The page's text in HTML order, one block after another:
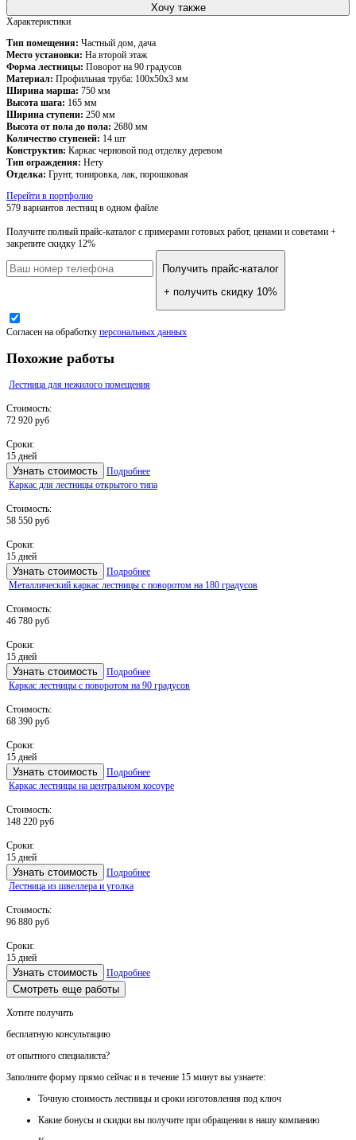
Хочу также
Характеристики
Тип помещения: Частный дом, дача
Место установки: На второй этаж
Форма лестницы: Поворот на 90 градусов
Материал: Профильная труба: 100х50х3 мм
Ширина марша: 750 мм
Высота шага: 165 мм
Ширина ступени: 250 мм
Высота от пола до пола: 2680 мм
Количество ступеней: 14 шт
Конструктив: Каркас черновой под отделку деревом
Тип ограждения: Нету
Отделка: Грунт, тонировка, лак, порошковая
Перейти в портфолио
579 вариантов лестниц в одном файле
Получите полный прайс-каталог с примерами готовых работ, ценами и советами +
закрепите скидку 12%
Получить прайс-каталог
+ получить скидку 10%
Согласен на обработку персональных данных
Похожие работы
Лестница для нежилого помещения
Стоимость:
72 920 руб
Сроки:
15 дней
Узнать стоимость
Подробнее
Каркас для лестницы открытого типа
Стоимость:
58 550 руб
Сроки:
15 дней
Узнать стоимость
Подробнее
Металлический каркас лестницы с поворотом на 180 градусов
Стоимость:
46 780 руб
Сроки:
15 дней
Узнать стоимость
Подробнее
Каркас лестницы с поворотом на 90 градусов
Стоимость:
68 390 руб
Сроки:
15 дней
Узнать стоимость
Подробнее
Каркас лестницы на центральном косоуре
Стоимость:
148 220 руб
Сроки:
15 дней
Узнать стоимость
Подробнее
Лестница из швеллера и уголка
Стоимость:
96 880 руб
Сроки:
15 дней
Узнать стоимость Подробнее
Смотреть еще работы
Хотите получить
бесплатную консультацию
от опытного специалиста?
Заполните форму прямо сейчас и в течение 15 минут вы узнаете:
Точную стоимость лестницы и сроки изготовления под ключ
Какие бонусы и скидки вы получите при обращении в нашу компанию